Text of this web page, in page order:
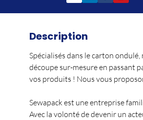
Description
Spécialisés dans le carton
découpe sur-mesure en passant
vos produits ! Nous vous
Sewapack est une entreprise
Avec la volonté de devenir un